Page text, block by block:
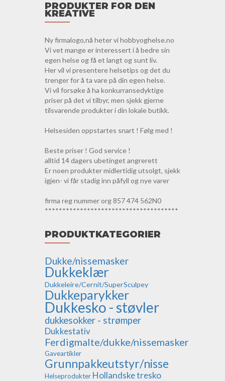
PRODUKTER FOR DEN
KREATIVE
Ny firmalogo,nå heter vi hobbyoghelse.no
Vi vet mange er interessert i å bedre sin
egen helse og få et langt og sunt liv.
Her vil vi presentere helsetips og det du
trenger for å ta vare på din egen helse.
Vi vil forsøke å ha konkurransedyktige
priser på det vi tilbyr, men sjekk gjerne
tilsvarende produkter i din lokale butikk.
Helsesiden oppstartes snart ! Følg med !
Beste priser ! God service !
alltid 14 dagers ubetinget angrerett
Er noen produkter midlertidig utsolgt, sjekk
igjen- vi får stadig inn påfyll og nye varer
firma reg nummer org 857 474 562N0
**************************************
PRODUKTKATEGORIER
Dukke/nissemasker
Dukkeklær
Dukkeleire/Cernit/SuperSculpey
Dukkeparykker
Dukkesko - støvler
dukkesokker - strømper
Dukkestativ
Ferdigmalte/dukke/nissemasker
Gaveartikler
Grunnpakkeutstyr/nisse
Helseprodukter Hollandske tresko